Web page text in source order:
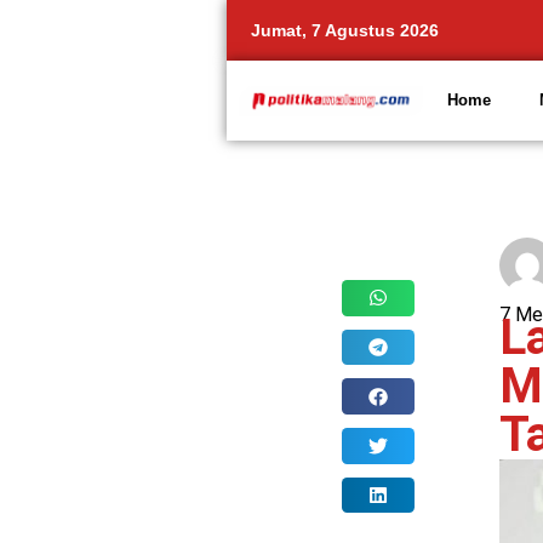
Jumat, 7 Agustus 2026
Home
Share
7